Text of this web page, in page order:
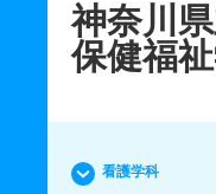
神奈川
保健福
看護学科